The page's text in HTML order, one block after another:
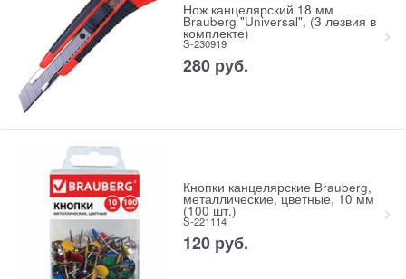
Нож канцелярский 18 мм
Brauberg "Universal", (3 лезвия в
комплекте)
S-230919
280 руб.
Кнопки канцелярские Brauberg,
металлические, цветные, 10 мм
(100 шт.)
S-221114
120 руб.